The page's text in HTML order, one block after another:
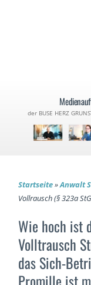
der BUSE HERZ
Startseite»Anwalt
Vollrausch (§ 323a
Wie hoch ist
Volltrausch
das Sich-